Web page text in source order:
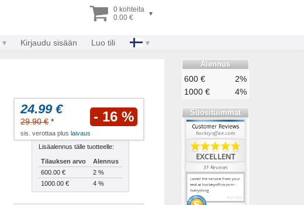
0 kohteita
0.00 €
▾
Kirjaudu sisään Luo tili
24.99 €
29.90 € * - 16 %
sis. verottaa plus laivaus
Lisäalennus tälle tuotteelle:
Tilauksen arvo
Alennus
600.00 €
2 %
1000.00 €
4 %
Alennus
600 €
2%
1000 €
4%
Suosituimmat